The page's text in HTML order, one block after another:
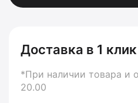
Доставка в 1
*При наличии товара и
20.00